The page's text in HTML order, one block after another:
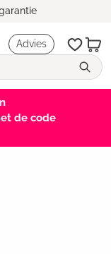
Advies
de code